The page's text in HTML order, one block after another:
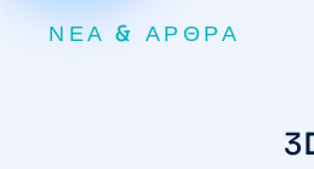
ΝΈΑ & ΆΡΘΡΑ